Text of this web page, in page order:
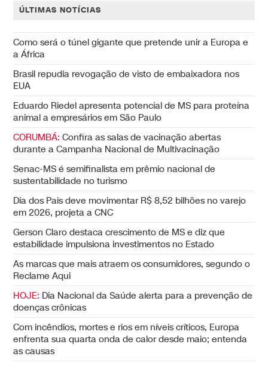
ÚLTIMAS NOTÍCIAS
Como será o túnel gigante que pretende unir a Europa e
a África
Brasil repudia revogação de visto de embaixadora nos
EUA
Eduardo Riedel apresenta potencial de MS para proteína
animal a empresários em São Paulo
CORUMBÁ: Confira as salas de vacinação abertas
durante a Campanha Nacional de Multivacinação
Senac-MS é semifinalista em prêmio nacional de
sustentabilidade no turismo
Dia dos Pais deve movimentar R$ 8,52 bilhões no varejo
em 2026, projeta a CNC
Gerson Claro destaca crescimento de MS e diz que
estabilidade impulsiona investimentos no Estado
As marcas que mais atraem os consumidores, segundo o
Reclame Aqui
HOJE: Dia Nacional da Saúde alerta para a prevenção de
doenças crônicas
Com incêndios, mortes e rios em níveis críticos, Europa
enfrenta sua quarta onda de calor desde maio; entenda
as causas